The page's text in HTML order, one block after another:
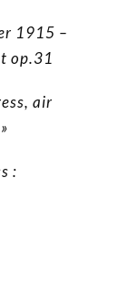
1915 –
op.31
air
: